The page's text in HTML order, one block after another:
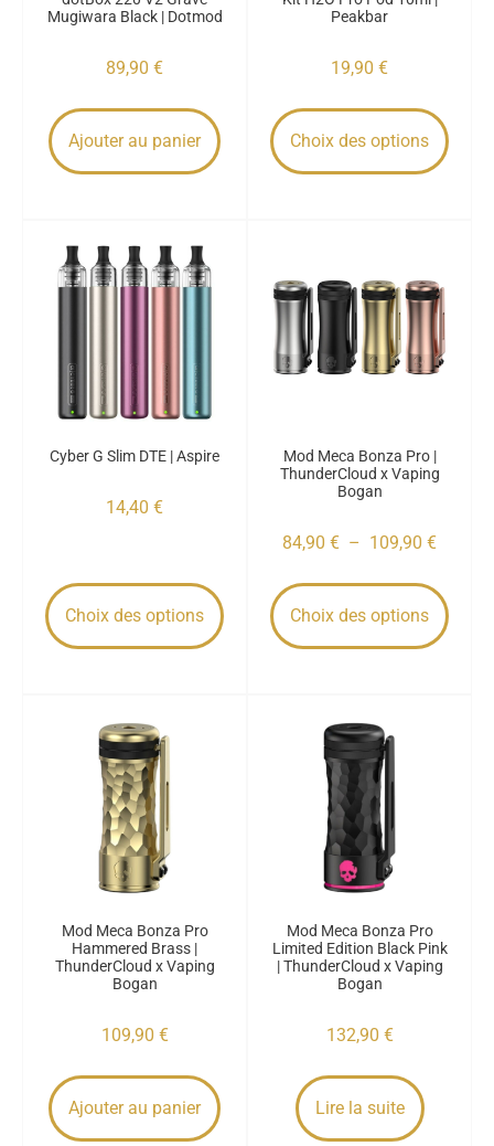
Mugiwara Black | Dotmod
89,90 €
Ajouter au panier
Peakbar
19,90 €
Choix des options
Cyber G Slim DTE | Aspire
14,40 €
Choix des options
Mod Meca Bonza Pro |
ThunderCloud x Vaping
Bogan
84,90 € – 109,90 €
Choix des options
Mod Meca Bonza Pro
Hammered Brass |
ThunderCloud x Vaping
Bogan
109,90 €
Ajouter au panier
Mod Meca Bonza Pro
Limited Edition Black Pink
| ThunderCloud x Vaping
Bogan
132,90 €
Lire la suite